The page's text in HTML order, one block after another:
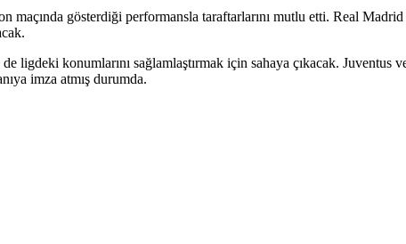
gösterdiği performansla taraftarlarını mutlu etti. Real
konumlarını sağlamlaştırmak için sahaya çıkacak. Juventus
imza atmış durumda.